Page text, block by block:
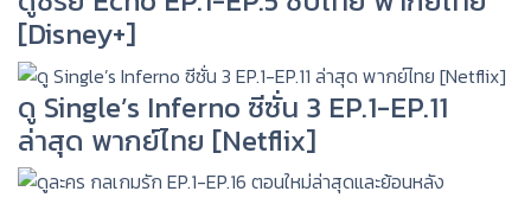
[Disney+]
ดู Single’s Inferno ซีซั่น 3 EP.1-EP.11
ล่าสุด พากย์ไทย [Netflix]